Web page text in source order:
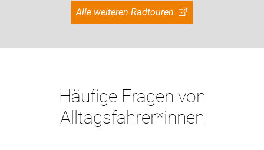
Alle weiteren Radtouren
Häufige Fragen von
Alltagsfahrer*innen